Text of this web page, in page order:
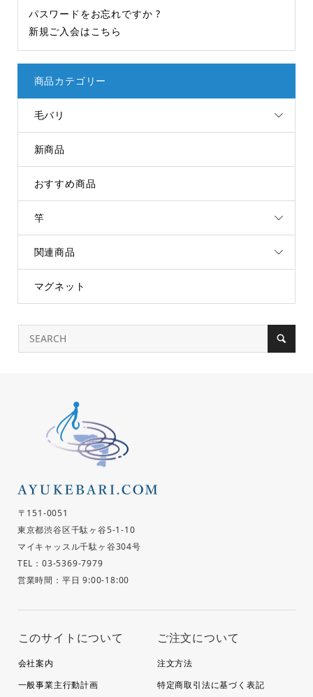
パスワードをお忘れですか ?
新規ご入会はこちら
商品カテゴリー
毛バリ
新商品
おすすめ商品
竿
関連商品
マグネット
〒151-0051
東京都渋谷区千駄ヶ谷5-1-10
マイキャッスル千駄ヶ谷304号
TEL：03-5369-7979
営業時間：平日 9:00-18:00
このサイトについて
会社案内
一般事業主行動計画
ご注文について
注文方法
特定商取引法に基づく表記